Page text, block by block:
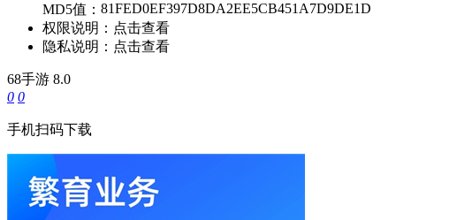
MD5值： 81FED0EF397D8DA2EE5CB451A7D9DE1D
权限说明： 点击查看
隐私说明： 点击查看
68手游 8.0
0 0
手机扫码下载